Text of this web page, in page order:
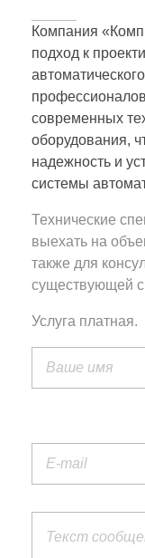
Компания
подход к
современных
оборудования,
надежность и
системы
Технические
выехать на
также для
существующей
Услуга платная.